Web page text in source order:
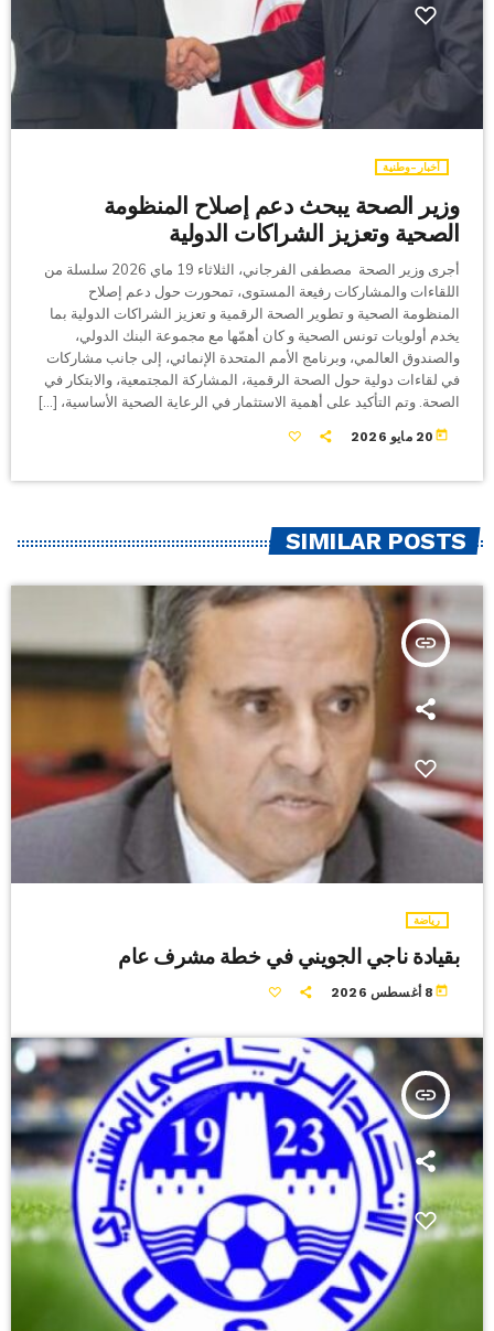
أخبار-وطنية
وزير الصحة يبحث دعم إصلاح المنظومة
الصحية وتعزيز الشراكات الدولية
أجرى وزير الصحة مصطفى الفرجاني، الثلاثاء 19 ماي 2026 سلسلة من
اللقاءات والمشاركات رفيعة المستوى، تمحورت حول دعم إصلاح
المنظومة الصحية و تطوير الصحة الرقمية و تعزيز الشراكات الدولية بما
يخدم أولويات تونس الصحية و كان أهمّها مع مجموعة البنك الدولي،
والصندوق العالمي، وبرنامج الأمم المتحدة الإنمائي، إلى جانب مشاركات
في لقاءات دولية حول الصحة الرقمية، المشاركة المجتمعية، والابتكار في
الصحة. وتم التأكيد على أهمية الاستثمار في الرعاية الصحية الأساسية، […]
today 20 مايو 2026
SIMILAR POSTS
insert_link
رياضة
بقيادة ناجي الجويني في خطة مشرف عام
today 8 أغسطس 2026
insert_link